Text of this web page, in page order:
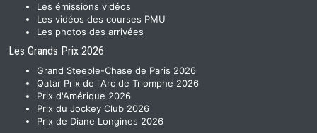
Les émissions vidéos
Les vidéos des courses PMU
Les photos des arrivées
Les Grands Prix 2026
Grand Steeple-Chase de Paris 2026
Qatar Prix de l'Arc de Triomphe 2026
Prix d'Amérique 2026
Prix du Jockey Club 2026
Prix de Diane Longines 2026